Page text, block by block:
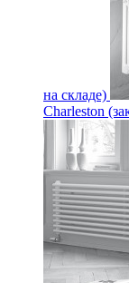
на складе)
Charleston